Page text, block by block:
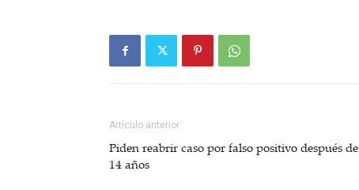
Artículo anterior
Piden reabrir caso por falso positivo después de
14 años